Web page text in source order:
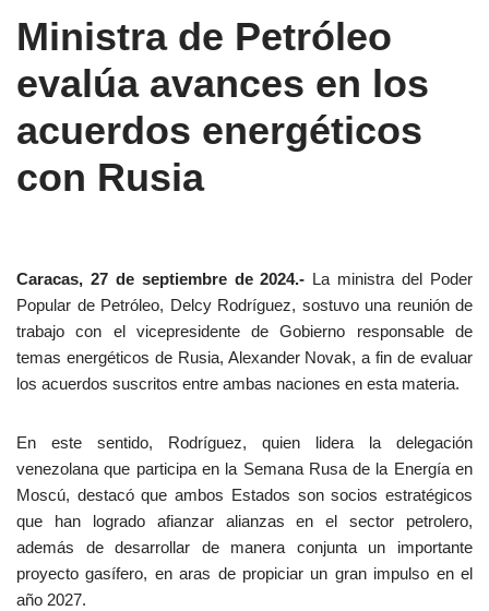
Ministra de Petróleo
evalúa avances en los
acuerdos energéticos
con Rusia
Caracas, 27 de septiembre de 2024.- La ministra del Poder
Popular de Petróleo, Delcy Rodríguez, sostuvo una reunión de
trabajo con el vicepresidente de Gobierno responsable de
temas energéticos de Rusia, Alexander Novak, a fin de evaluar
los acuerdos suscritos entre ambas naciones en esta materia.
En este sentido, Rodríguez, quien lidera la delegación
venezolana que participa en la Semana Rusa de la Energía en
Moscú, destacó que ambos Estados son socios estratégicos
que han logrado afianzar alianzas en el sector petrolero,
además de desarrollar de manera conjunta un importante
proyecto gasífero, en aras de propiciar un gran impulso en el
año 2027.